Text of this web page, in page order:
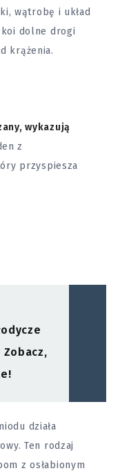
wątrobę i układ
koi dolne drogi
krążenia.
wykazują
z
przyspiesza
działa
Ten rodzaj
z osłabionym